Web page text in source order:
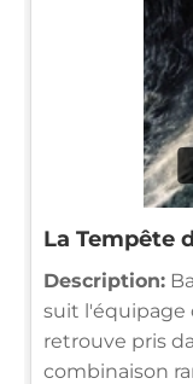
La Tempête
Description:
suit l'équipage
retrouve pris
combinaison